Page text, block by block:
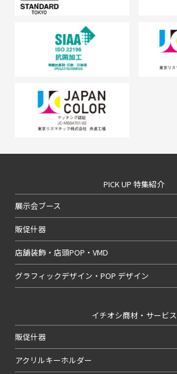
PICK UP 特集紹介
展示会ブース
販促什器
店舗装飾・店頭POP・VMD
グラフィックデザイン・POP デザイン
イチオシ商材・サービス
販促什器
アクリルキーホルダー